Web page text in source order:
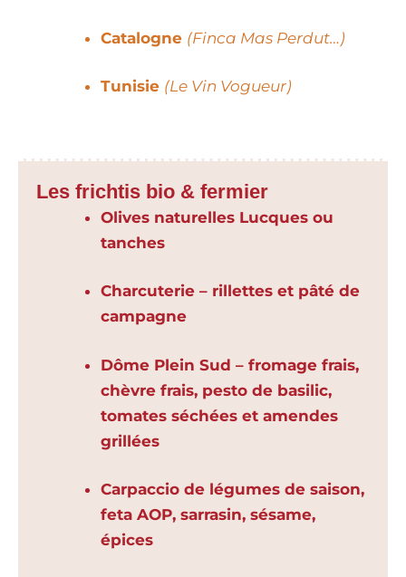
Catalogne (Finca Mas Perdut…)
Tunisie (Le Vin Vogueur)
Les frichtis bio & fermier
Olives naturelles Lucques ou
tanches
Charcuterie – rillettes et pâté de
campagne
Dôme Plein Sud – fromage frais,
chèvre frais, pesto de basilic,
tomates séchées et amendes
grillées
Carpaccio de légumes de saison,
feta AOP, sarrasin, sésame,
épices